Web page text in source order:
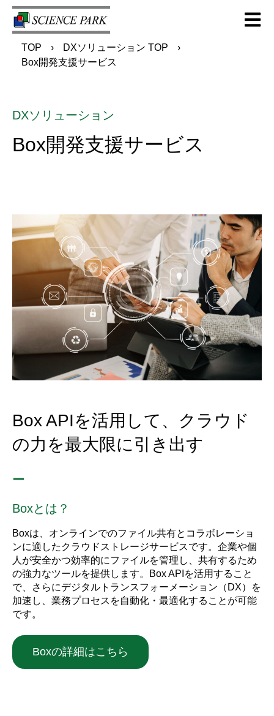
Open
TOP
DXソリューション TOP
Box開発支援サービス
DXソリューション
Box開発支援サービス
Box APIを活用して、クラウド
の力を最大限に引き出す
ー
Boxとは？
Boxは、オンラインでのファイル共有とコラボレーショ
ンに適したクラウドストレージサービスです。企業や個
人が安全かつ効率的にファイルを管理し、共有するため
の強力なツールを提供します。Box APIを活用すること
で、さらにデジタルトランスフォーメーション（DX）を
加速し、業務プロセスを自動化・最適化することが可能
です。
Boxの詳細はこちら